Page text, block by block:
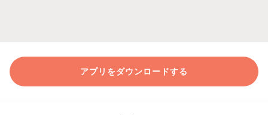
アプリをダウンロードする